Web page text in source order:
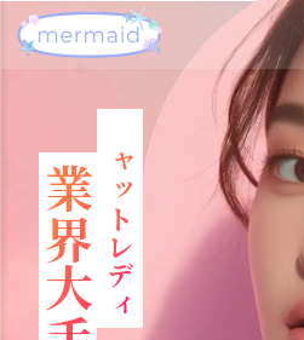
チャットレディ
業界大手！